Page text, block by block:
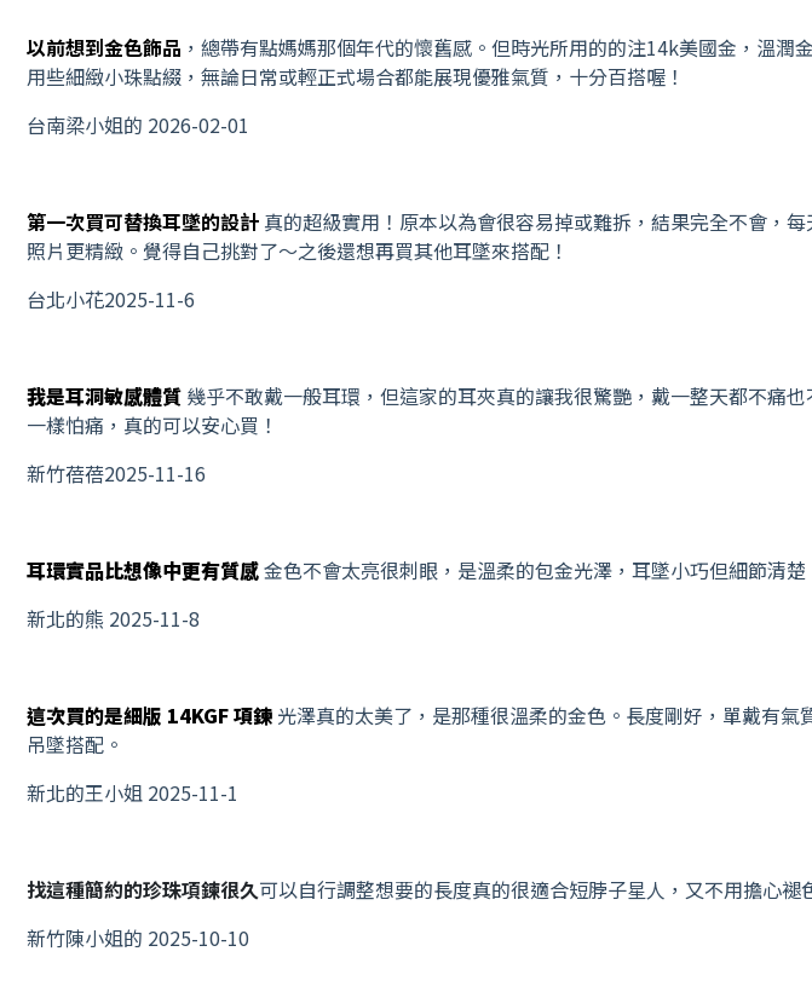
以前想到金色飾品 ，總帶有點媽媽那個年代的懷舊感。但時光所用的的注14k美國金，溫
用些細緻小珠點綴，無論日常或輕正式場合都能展現優雅氣質，十分百搭喔！
台南梁小姐的 2026-02-01
第一次買可替換耳墜的設計 真的超級實用！原本以為會很容易掉或難拆，結果完全不會，
照片更精緻。覺得自己挑對了～之後還想再買其他耳墜來搭配！
台北小花2025-11-6
我是耳洞敏感體質 幾乎不敢戴一般耳環，但這家的耳夾真的讓我很驚艷，戴一整天都不痛
一樣怕痛，真的可以安心買！
新竹蓓蓓2025-11-16
耳環實品比想像中更有質感金色不會太亮很刺眼，是溫柔的包金光澤，耳墜小巧但細節清
新北的熊 2025-11-8
這次買的是細版 14KGF 項鍊 光澤真的太美了，是那種很溫柔的金色。長度剛好，單戴有
吊墜搭配。
新北的王小姐 2025-11-1
找這種簡約的珍珠項鍊很久可以自行調整想要的長度真的很適合短脖子星人，又不用擔心褪
新竹陳小姐的 2025-10-10